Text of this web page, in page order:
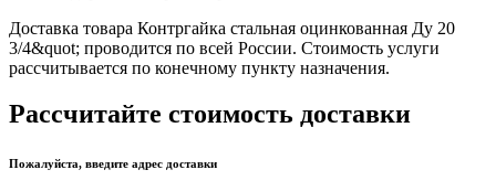
Доставка товара Контргайка стальная оцинкованная Ду 20
3/4&quot; проводится по всей России. Стоимость услуги
рассчитывается по конечному пункту назначения.
Рассчитайте стоимость доставки
Пожалуйста, введите адрес доставки